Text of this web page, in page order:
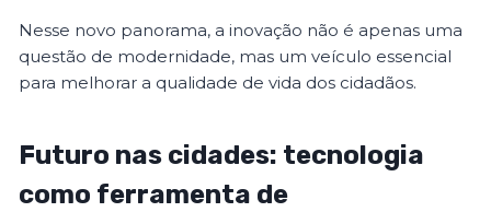
Nesse novo panorama, a inovação não é apenas uma
questão de modernidade, mas um veículo essencial
para melhorar a qualidade de vida dos cidadãos.
Futuro nas cidades: tecnologia
como ferramenta de